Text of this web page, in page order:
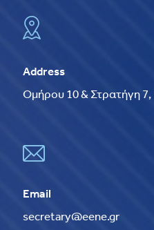
Address
Ομήρου 10 & Στρατήγη 7,
Email
secretary@eene.gr